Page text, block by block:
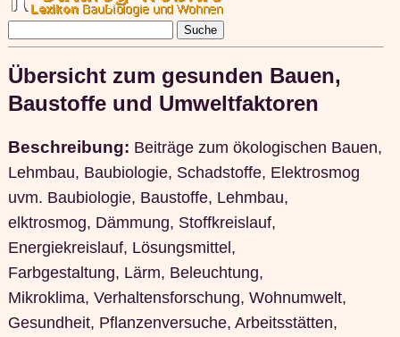
Übersicht zum gesunden Bauen,
Baustoffe und Umweltfaktoren
Beschreibung: Beiträge zum ökologischen Bauen,
Lehmbau, Baubiologie, Schadstoffe, Elektrosmog
uvm. Baubiologie, Baustoffe, Lehmbau,
elktrosmog, Dämmung, Stoffkreislauf,
Energiekreislauf, Lösungsmittel,
Farbgestaltung, Lärm, Beleuchtung,
Mikroklima, Verhaltensforschung, Wohnumwelt,
Gesundheit, Pflanzenversuche, Arbeitsstätten,